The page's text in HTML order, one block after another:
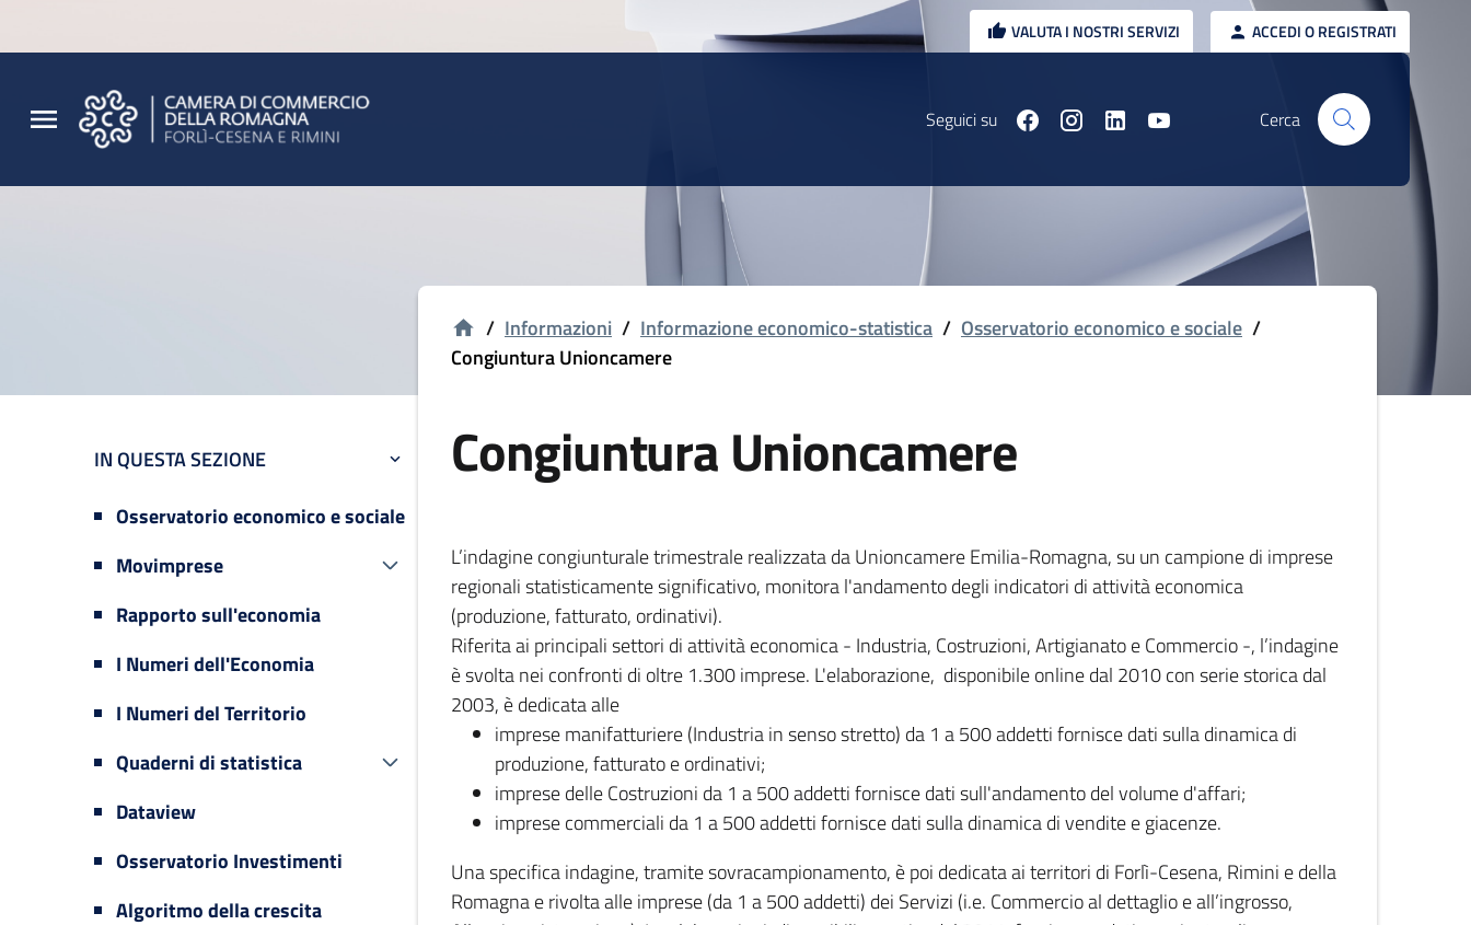
VALUTA I NOSTRI SERVIZI ACCEDI O REGISTRATI
Seguici su Cerca
IN QUESTA SEZIONE
Osservatorio economico e sociale
Movimprese
Rapporto sull'economia
I Numeri dell'Economia
I Numeri del Territorio
Quaderni di statistica
Dataview
Osservatorio Investimenti
Algoritmo della crescita
/ Informazioni / Informazione economico-statistica / Osservatorio economico e sociale /
Congiuntura Unioncamere
Congiuntura Unioncamere
L’indagine congiunturale trimestrale realizzata da Unioncamere Emilia-Romagna, su un campione di imprese
regionali statisticamente significativo, monitora l'andamento degli indicatori di attività economica
(produzione, fatturato, ordinativi).
Riferita ai principali settori di attività economica - Industria, Costruzioni, Artigianato e Commercio -, l’indagine
è svolta nei confronti di oltre 1.300 imprese. L'elaborazione, disponibile online dal 2010 con serie storica dal
2003, è dedicata alle
imprese manifatturiere (Industria in senso stretto) da 1 a 500 addetti fornisce dati sulla dinamica di
produzione, fatturato e ordinativi;
imprese delle Costruzioni da 1 a 500 addetti fornisce dati sull'andamento del volume d'affari;
imprese commerciali da 1 a 500 addetti fornisce dati sulla dinamica di vendite e giacenze.
Una specifica indagine, tramite sovracampionamento, è poi dedicata ai territori di Forlì-Cesena, Rimini e della
Romagna e rivolta alle imprese (da 1 a 500 addetti) dei Servizi (i.e. Commercio al dettaglio e all’ingrosso,